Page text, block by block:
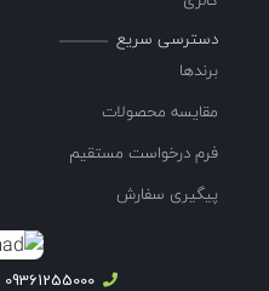
دسترسی سریع
برندها
مقایسه محصولات
فرم درخواست مستقیم
پیگیری سفارش
09361255000